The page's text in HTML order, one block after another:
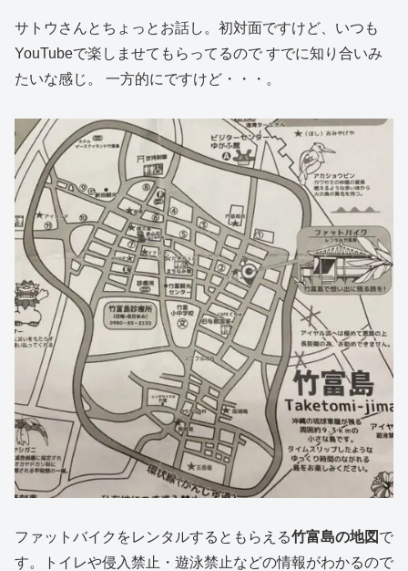
サトウさんとちょっとお話し。初対面ですけど、いつも
YouTubeで楽しませてもらってるので すでに知り合いみ
たいな感じ。 一方的にですけど・・・。
ファットバイクをレンタルするともらえる竹富島の地図 で
す。トイレや侵入禁止・遊泳禁止などの情報がわかるので